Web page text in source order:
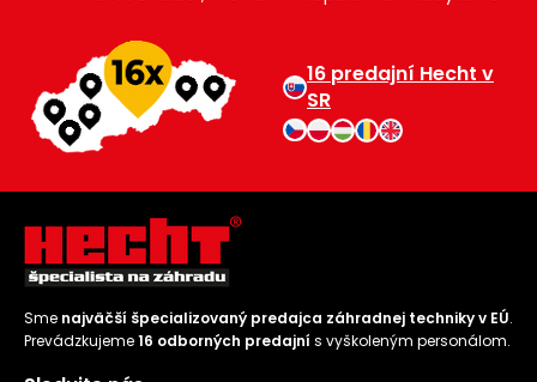
16 predajní Hecht v
SR
Sme najväčší špecializovaný predajca záhradnej techniky v EÚ.
Prevádzkujeme16 odborných predajní s vyškoleným personálom.